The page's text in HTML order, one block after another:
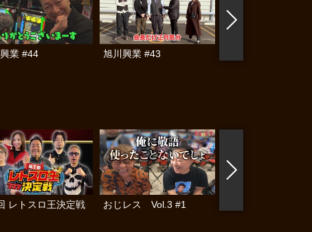
業 #44 旭川興業 #43
レトスロ王決定戦 おじレス Vol.3 #1